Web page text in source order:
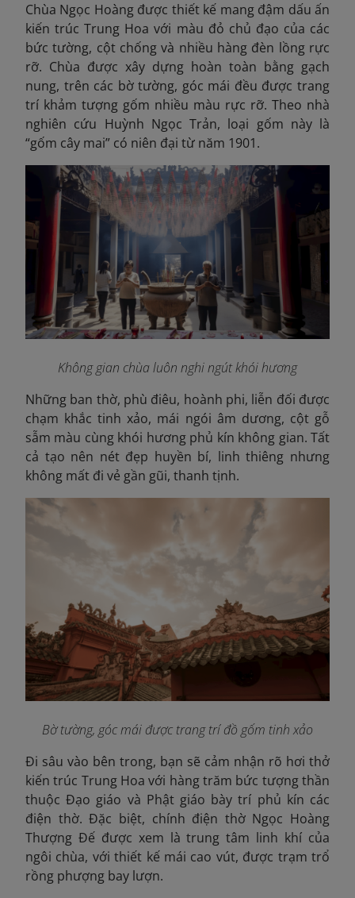
Chùa Ngọc Hoàng được thiết kế mang đậm dấu ấn
kiến trúc Trung Hoa với màu đỏ chủ đạo của các
bức tường, cột chống và nhiều hàng đèn lồng rực
rỡ. Chùa được xây dựng hoàn toàn bằng gạch
nung, trên các bờ tường, góc mái đều được trang
trí khảm tượng gốm nhiều màu rực rỡ. Theo nhà
nghiên cứu Huỳnh Ngọc Trản, loại gốm này là
“gốm cây mai” có niên đại từ năm 1901.
Không gian chùa luôn nghi ngút khói hương
Những ban thờ, phù điêu, hoành phi, liễn đối được
chạm khắc tinh xảo, mái ngói âm dương, cột gỗ
sẫm màu cùng khói hương phủ kín không gian. Tất
cả tạo nên nét đẹp huyền bí, linh thiêng nhưng
không mất đi vẻ gần gũi, thanh tịnh.
Bờ tường, góc mái được trang trí đồ gốm tinh xảo
Đi sâu vào bên trong, bạn sẽ cảm nhận rõ hơi thở
kiến trúc Trung Hoa với hàng trăm bức tượng thần
thuộc Đạo giáo và Phật giáo bày trí phủ kín các
điện thờ. Đặc biệt, chính điện thờ Ngọc Hoàng
Thượng Đế được xem là trung tâm linh khí của
ngôi chùa, với thiết kế mái cao vút, được trạm trổ
rồng phượng bay lượn.